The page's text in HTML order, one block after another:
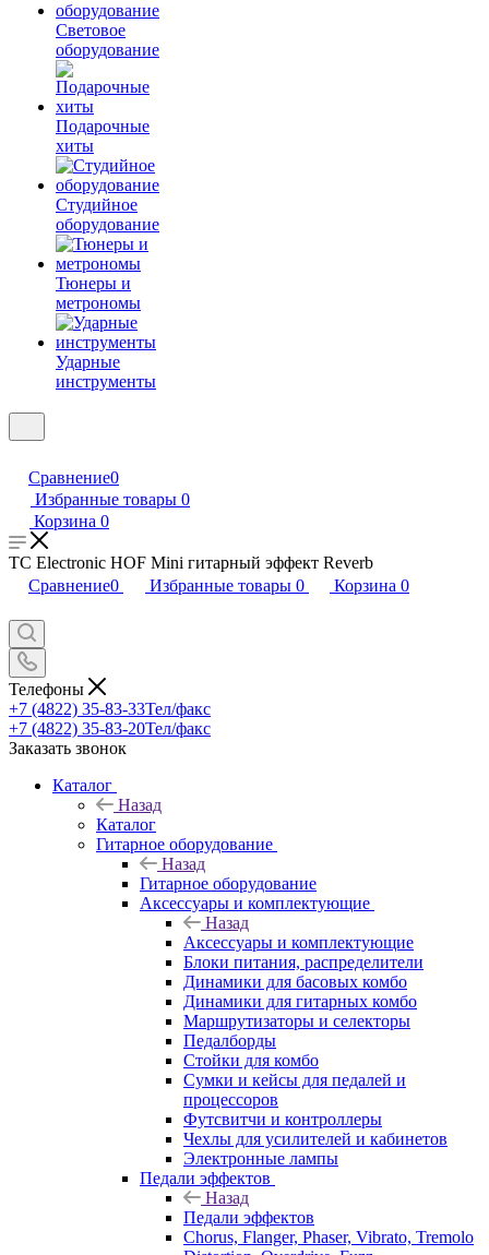
Световое
оборудование
Подарочные
хиты
Студийное
оборудование
Тюнеры и
метрономы
Ударные
инструменты
Сравнение0
Избранные товары 0
Корзина 0
TC Electronic HOF Mini гитарный эффект Reverb
Сравнение0 Избранные товары 0 Корзина 0
Телефоны
+7 (4822) 35-83-33Тел/факс
+7 (4822) 35-83-20Тел/факс
Заказать звонок
Каталог
Назад
Каталог
Гитарное оборудование
Назад
Гитарное оборудование
Аксессуары и комплектующие
Назад
Аксессуары и комплектующие
Блоки питания, распределители
Динамики для басовых комбо
Динамики для гитарных комбо
Маршрутизаторы и селекторы
Педалборды
Стойки для комбо
Сумки и кейсы для педалей и
процессоров
Футсвитчи и контроллеры
Чехлы для усилителей и кабинетов
Электронные лампы
Педали эффектов
Назад
Педали эффектов
Chorus, Flanger, Phaser, Vibrato, Tremolo